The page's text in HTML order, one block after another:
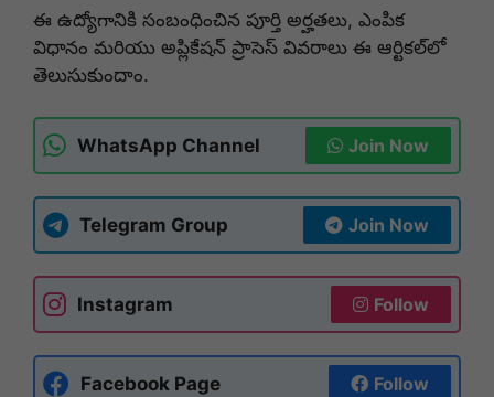
ఈ ఉద్యోగానికి సంబంధించిన పూర్తి అర్హతలు, ఎంపిక
విధానం మరియు అప్లికేషన్ ప్రాసెస్ వివరాలు ఈ ఆర్టికల్‌లో
తెలుసుకుందాం.
WhatsApp Channel Join Now
Telegram Group Join Now
Instagram Follow
Facebook Page Follow